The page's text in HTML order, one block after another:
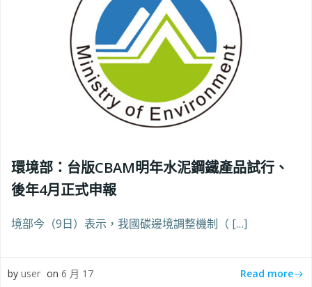
環境部：台版CBAM明年水泥鋼鐵產品試行、
後年4月正式申報
境部今（9日）表示，我國碳邊境調整機制（ […]
by user on 6 月 17 Read more